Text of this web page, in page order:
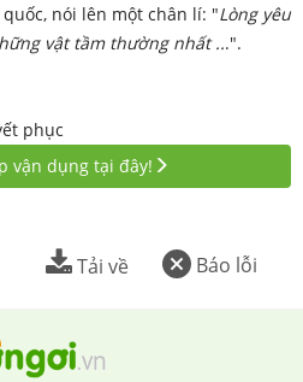
nói lên một chân lí: "Lòng yêu
vật tầm thường nhất ...".
phục
vận dụng tại đây!
Báo lỗi
Tải về